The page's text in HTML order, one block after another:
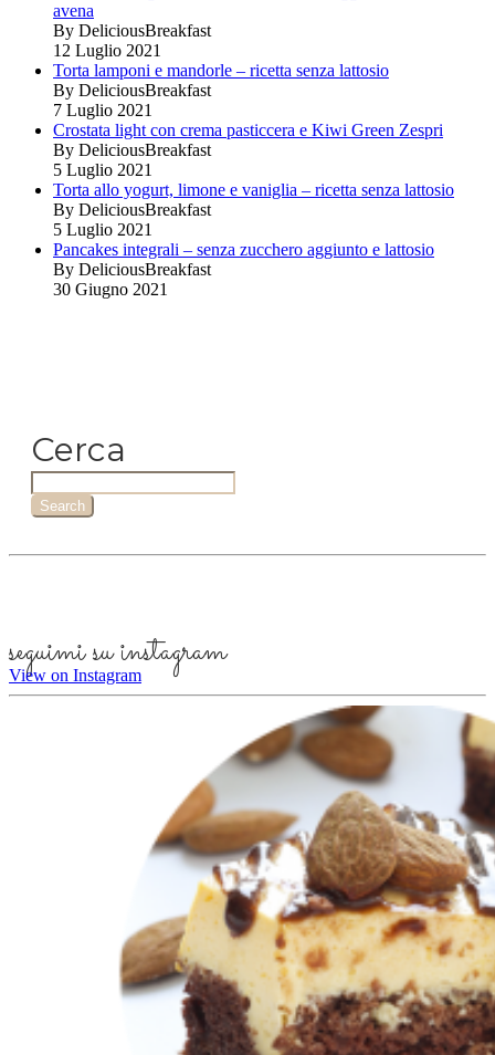
avena
By DeliciousBreakfast
12 Luglio 2021
Torta lamponi e mandorle – ricetta senza lattosio
By DeliciousBreakfast
7 Luglio 2021
Crostata light con crema pasticcera e Kiwi Green Zespri
By DeliciousBreakfast
5 Luglio 2021
Torta allo yogurt, limone e vaniglia – ricetta senza lattosio
By DeliciousBreakfast
5 Luglio 2021
Pancakes integrali – senza zucchero aggiunto e lattosio
By DeliciousBreakfast
30 Giugno 2021
Cerca
Search
seguimi su instagram
View on Instagram